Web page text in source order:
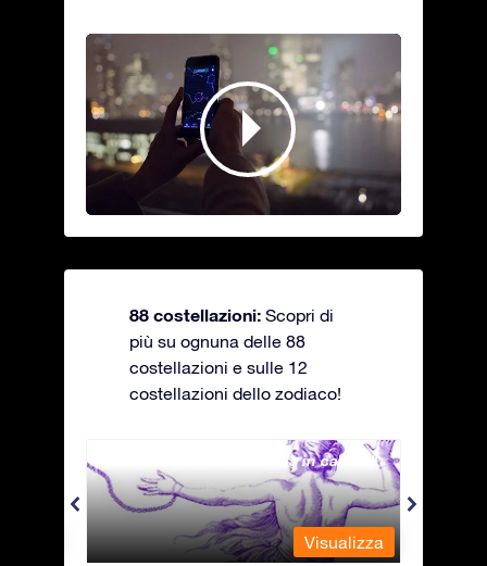
88 costellazioni: Scopri di
più su ognuna delle 88
costellazioni e sulle 12
costellazioni dello zodiaco!
Andromeda - La fanciulla in catene
Visualizza